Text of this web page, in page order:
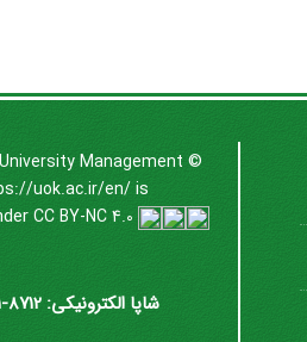
Management ©
uok.ac.ir/en/is
CC BY-NC 4.0
شاپا الکترونیکی: 8712-3041